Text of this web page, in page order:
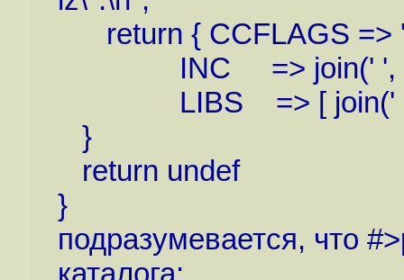
return { CCFLAGS =>
INC => join(' ',
LIBS => [ join(' ',
}
return undef
}
подразумевается, что
каталога: